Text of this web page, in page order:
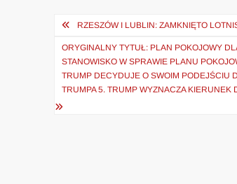
Nawigacja
wpisu
RZESZÓW I LUBLIN: ZAMKNIĘTO
ORYGINALNY TYTUŁ: PLAN POKOJOWY
STANOWISKO W SPRAWIE PLANU
TRUMP DECYDUJE O SWOIM PODEJŚCIU
TRUMPA 5. TRUMP WYZNACZA KIERUNEK